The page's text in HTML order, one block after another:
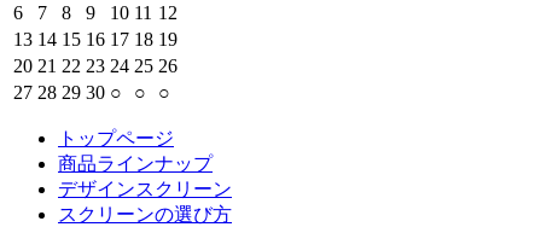
6
7 8 9 10 11 12
13 14 15 16 17 18 19
20 21 22 23 24 25 26
27 28 29 30 ○ ○ ○
トップページ
商品ラインナップ
デザインスクリーン
スクリーンの選び方